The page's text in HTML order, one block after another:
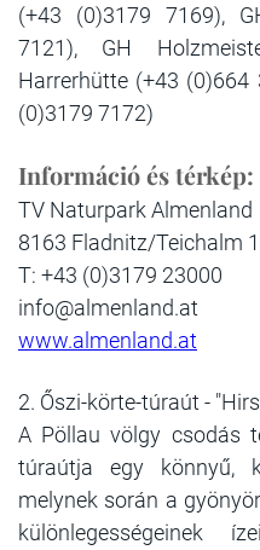
(+43 (0)3179 7169),
7121), GH
Harrerhütte (+43 (0)664
(0)3179 7172)
Információ és térkép:
TV Naturpark Almenland
8163 Fladnitz/Teichalm
T: +43 (0)3179 23000
info@almenland.at
www.almenland.at
2. Őszi-körte-túraút -
A Pöllau völgy csodás
túraútja egy könnyű,
melynek során a
különlegességeinek